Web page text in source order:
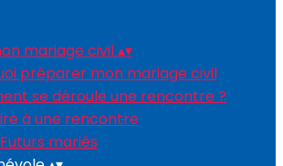
mariage civil▴▾
préparer mon mariage civil
se déroule une rencontre ?
à une rencontre
mariés